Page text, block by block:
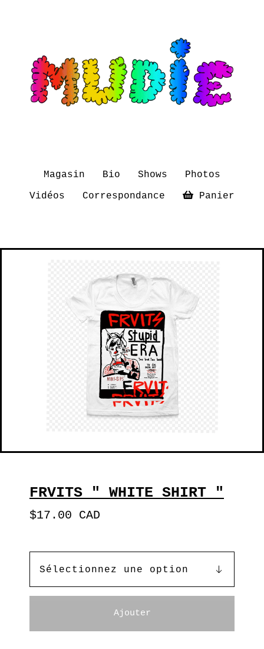
Magasin Bio Shows
Photos
Vidéos
Correspondance Panier
FRVITS " WHITE SHIRT "
$17.00 CAD
Ajouter